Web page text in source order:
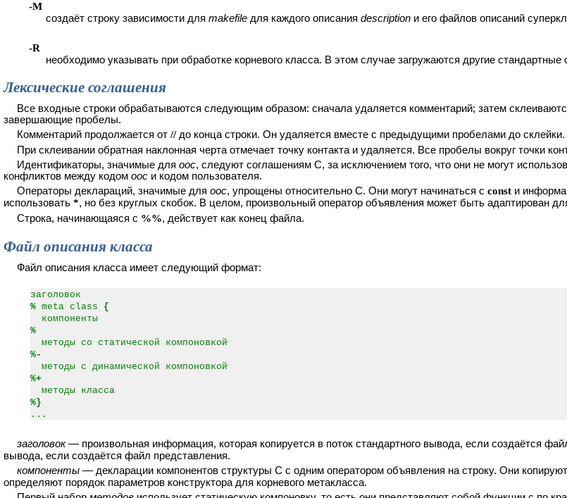
-M
создаёт строку зависимости для makefile для каждого описания description и его файлов описаний
-R
необходимо указывать при обработке корневого класса. В этом случае загружаются другие стандартные
Лексические соглашения
Все входные строки обрабатываются следующим образом: сначала удаляется комментарий; затем
завершающие пробелы.
Комментарий продолжается от //до конца строки. Он удаляется вместе с предыдущими пробелами до склейки.
При склеивании обратная наклонная черта отмечает точку контакта и удаляется. Все пробелы вокруг точки
Идентификаторы, значимые для ooc, следуют соглашениям C, за исключением того, что они не могут
конфликтов между кодом ooc и кодом пользователя.
Операторы деклараций, значимые для ooc, упрощены относительно C. Они могут начинаться с const и
использовать *, но без круглых скобок. В целом, произвольный оператор объявления может быть адаптирован
Строка, начинающаяся с %%, действует как конец файла.
Файл описания класса
Файл описания класса имеет следующий формат:
заголовок
% meta class {
компоненты
%
методы со статической компоновкой
%-
методы с динамической компоновкой
%+
методы класса
%}
...
заголовок— произвольная информация, которая копируется в поток стандартного вывода, если создаётся
вывода, если создаётся файл представления.
компоненты — декларации компонентов структуры C с одним оператором объявления на строку. Они
определяют порядок параметров конструктора для корневого метакласса.